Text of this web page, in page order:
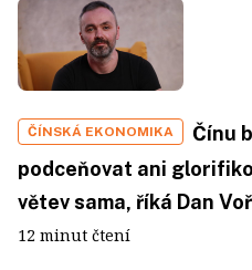
ČÍNSKÁ EKONOMIKA
Čínu
podceňovat ani
větev sama, říká Dan
12 minut čtení